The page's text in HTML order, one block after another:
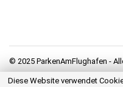
© 2025 ParkenAmFlughafen -
Datenschutz
Diese Website verwendet